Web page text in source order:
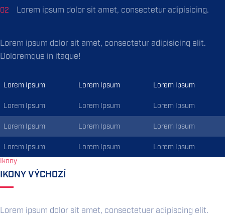
Lorem ipsum dolor sit amet, consectetur adipisicing.
Lorem ipsum dolor sit amet, consectetur adipisicing elit.
Doloremque in itaque!
Lorem Ipsum Lorem Ipsum Lorem Ipsum
Lorem Ipsum Lorem Ipsum Lorem Ipsum
Lorem Ipsum Lorem Ipsum Lorem Ipsum
Lorem Ipsum Lorem Ipsum
Lorem Ipsum
Ikony
IKONY VÝCHOZÍ
Lorem ipsum dolor sit amet, consectetuer adipiscing elit.